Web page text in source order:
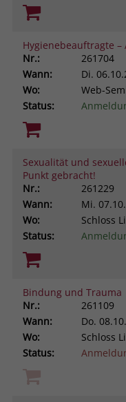
Hygienebeauftragte –
Nr.:
261704
Wann:
Di.
Wo:
Web-
Status:
Sexualität und
Punkt gebracht!
Nr.:
261229
Wann:
Mi.
Wo:
Schloss
Status:
Bindung und Trauma
Nr.:
261109
Wann:
Do.
Wo:
Schloss
Status: